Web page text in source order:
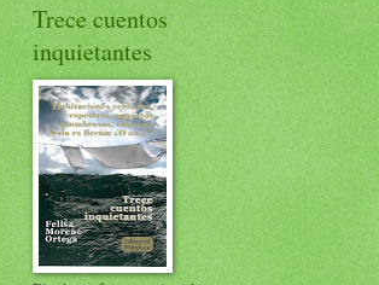
Trece cuentos
inquietantes